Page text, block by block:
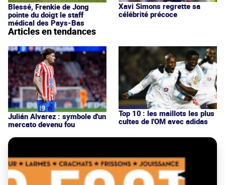
Blessé, Frenkie de Jong
pointe du doigt le staff
médical des Pays-Bas
Xavi Simons regrette sa
célébrité précoce
Articles en tendances
Julián Alvarez : symbole d'un
mercato devenu fou
Top 10 : les maillots les plus
cultes de l'OM avec adidas